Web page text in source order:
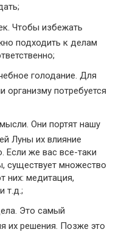
Чтобы избежать
подходить к делам
голодание. Для
организму потребуется
Они портят нашу
Луны их влияние
Если же вас все-таки
существует множество
них: медитация,
т.д.;
Это самый
их решения. Позже это